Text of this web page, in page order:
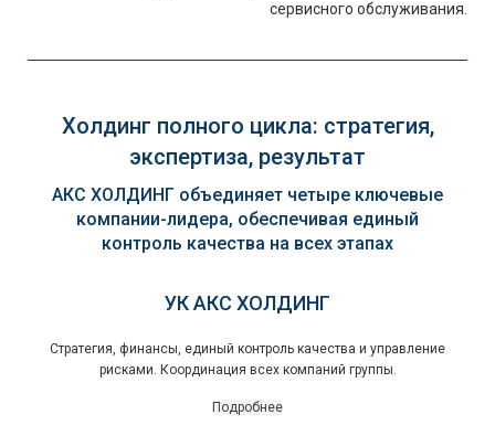
сервисного обслуживания.
Холдинг полного цикла: стратегия,
экспертиза, результат
АКС ХОЛДИНГ объединяет четыре ключевые
компании-лидера, обеспечивая единый
контроль качества на всех этапах
УК АКС ХОЛДИНГ
Стратегия, финансы, единый контроль качества и управление
рисками. Координация всех компаний группы.
Подробнее